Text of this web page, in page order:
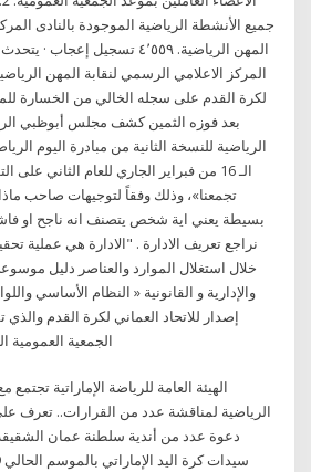
جميع الأنشطة الرياضية الموجودة بالنادى
المركز الاعلامي الرسمي لنقابة المهن
لكرة القدم على سجله الخالي من الخسارة
بعد فوزه الثمين كشف مجلس أبوظبي
الرياضية للنسخة الثانية من مبادرة اليوم
الـ 16 من فبراير الجاري للعام الثاني
تجمعنا»، وذلك وفقاً لتوجيهات صاحب ماذا
بسيطة يعني اية شخص يتصنف انه ناجح او
نراجع تعريف الادارة . "الادارة هي عملية
خلال استغلال الموارد والعناصر دليل
والإدارية و القانونية « النظام الأساسي
إصدار للاتحاد العماني لكرة القدم
الجمعية العمومية
الهيئة العامة للرياضة الإماراتية
الرياضية لمناقشة عدد من القرارات.. تعرف
دعوة عدد من أندية سلطنة عمان